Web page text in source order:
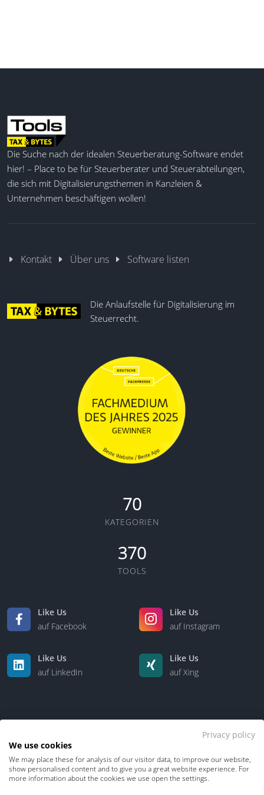
Die Suche nach der idealen Steuerberatung-Software endet
hier! – Place to be für Steuerberater und Steuerabteilungen,
die sich mit Digitalisierungsthemen in Kanzleien &
Unternehmen beschäftigen wollen!
Kontakt Über uns Software listen
Die Anlaufstelle für Digitalisierung im
Steuerrecht.
70
KATEGORIEN
370
TOOLS
Like Us
auf Facebook
Like Us
auf Instagram
Like Us
auf LinkedIn
Like Us
auf Xing
Kontakt Über uns
Privacy policy
We use cookies
We may place these for analysis of our visitor data, to improve our website,
show personalised content and to give you a great website experience. For
more information about the cookies we use open the settings.